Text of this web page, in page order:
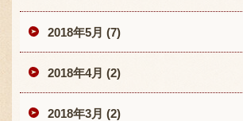
2018年5月 (7)
2018年4月 (2)
2018年3月 (2)